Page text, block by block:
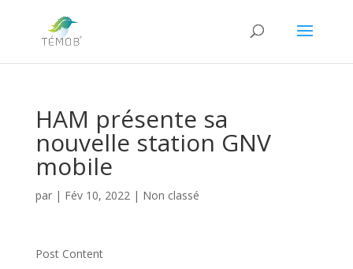
HAM présente sa
nouvelle station GNV
mobile
par | Fév 10, 2022| Non classé
Post Content